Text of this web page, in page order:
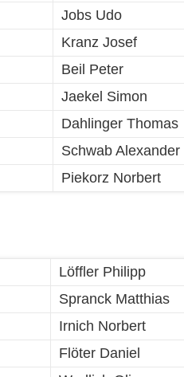
Jobs Udo
Kranz Josef
Beil Peter
Jaekel Simon
Dahlinger Thomas
Schwab Alexander
Piekorz Norbert
Löffler Philipp
Spranck Matthias
Irnich Norbert
Flöter Daniel